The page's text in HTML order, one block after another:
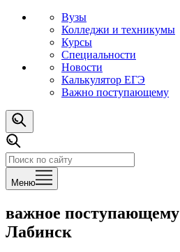
Вузы
Колледжи и техникумы
Курсы
Специальности
Новости
Калькулятор ЕГЭ
Важно поступающему
Меню
важное поступающему
Лабинск